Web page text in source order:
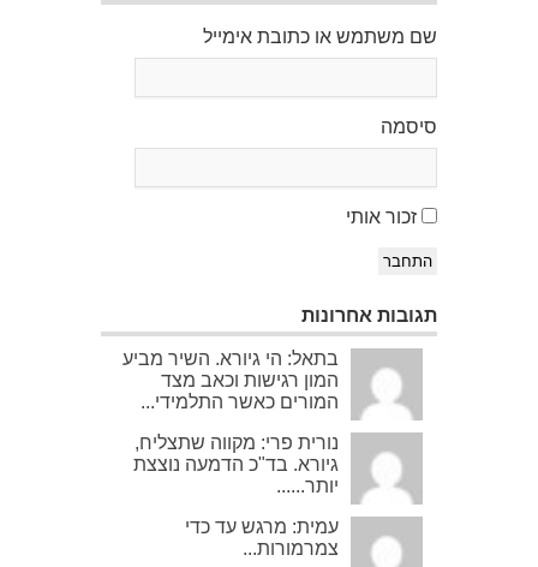
שם משתמש או כתובת אימייל
סיסמה
זכור אותי
התחבר
תגובות אחרונות
בתאל: הי גיורא. השיר מביע
המון רגישות וכאב מצד
המורים כאשר התלמידי...
נורית פרי: מקווה שתצליח,
גיורא. בד"כ הדמעה נוצצת
יותר......
עמית: מרגש עד כדי
צמרמורות...